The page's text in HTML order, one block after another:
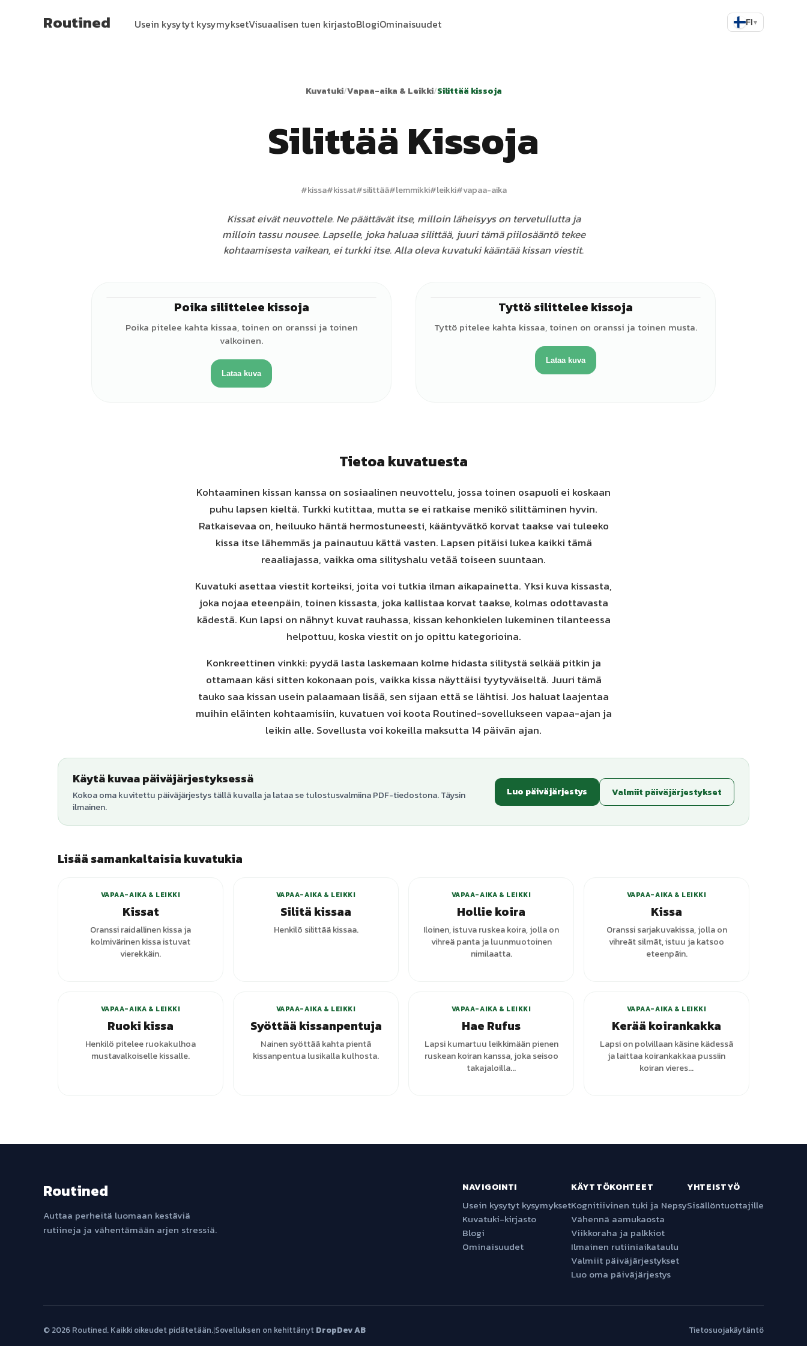
Routined Usein kysytyt kysymyksetVisuaalisen tuen kirjastoBlogiOminaisuudet FI▾
Kuvatuki/Vapaa-aika & Leikki/Silittää kissoja
Silittää Kissoja
#kissa#kissat#silittää#lemmikki#leikki#vapaa-aika
Kissat eivät neuvottele. Ne päättävät itse, milloin läheisyys on tervetullutta ja
milloin tassu nousee. Lapselle, joka haluaa silittää, juuri tämä piilosääntö tekee
kohtaamisesta vaikean, ei turkki itse. Alla oleva kuvatuki kääntää kissan viestit.
Poika silittelee kissoja
Poika pitelee kahta kissaa, toinen on oranssi ja toinen
valkoinen.
Lataa kuva
Tyttö silittelee kissoja
Tyttö pitelee kahta kissaa, toinen on oranssi ja toinen musta.
Lataa kuva
Tietoa kuvatuesta
Kohtaaminen kissan kanssa on sosiaalinen neuvottelu, jossa toinen osapuoli ei koskaan
puhu lapsen kieltä. Turkki kutittaa, mutta se ei ratkaise menikö silittäminen hyvin.
Ratkaisevaa on, heiluuko häntä hermostuneesti, kääntyvätkö korvat taakse vai tuleeko
kissa itse lähemmäs ja painautuu kättä vasten. Lapsen pitäisi lukea kaikki tämä
reaaliajassa, vaikka oma silityshalu vetää toiseen suuntaan.
Kuvatuki asettaa viestit korteiksi, joita voi tutkia ilman aikapainetta. Yksi kuva kissasta,
joka nojaa eteenpäin, toinen kissasta, joka kallistaa korvat taakse, kolmas odottavasta
kädestä. Kun lapsi on nähnyt kuvat rauhassa, kissan kehonkielen lukeminen tilanteessa
helpottuu, koska viestit on jo opittu kategorioina.
Konkreettinen vinkki: pyydä lasta laskemaan kolme hidasta silitystä selkää pitkin ja
ottamaan käsi sitten kokonaan pois, vaikka kissa näyttäisi tyytyväiseltä. Juuri tämä
tauko saa kissan usein palaamaan lisää, sen sijaan että se lähtisi. Jos haluat laajentaa
muihin eläinten kohtaamisiin, kuvatuen voi koota Routined-sovellukseen vapaa-ajan ja
leikin alle. Sovellusta voi kokeilla maksutta 14 päivän ajan.
Käytä kuvaa päiväjärjestyksessä
Kokoa oma kuvitettu päiväjärjestys tällä kuvalla ja lataa se tulostusvalmiina PDF-tiedostona. Täysin
ilmainen.
Luo päiväjärjestys Valmiit päiväjärjestykset
Lisää samankaltaisia kuvatukia
VAPAA-AIKA & LEIKKI
Kissat
Oranssi raidallinen kissa ja
kolmivärinen kissa istuvat
vierekkäin.
VAPAA-AIKA & LEIKKI
Silitä kissaa
Henkilö silittää kissaa.
VAPAA-AIKA & LEIKKI
Hollie koira
Iloinen, istuva ruskea koira, jolla on
vihreä panta ja luunmuotoinen
nimilaatta.
VAPAA-AIKA & LEIKKI
Kissa
Oranssi sarjakuvakissa, jolla on
vihreät silmät, istuu ja katsoo
eteenpäin.
VAPAA-AIKA & LEIKKI
Ruoki kissa
Henkilö pitelee ruokakulhoa
mustavalkoiselle kissalle.
VAPAA-AIKA & LEIKKI
Syöttää kissanpentuja
Nainen syöttää kahta pientä
kissanpentua lusikalla kulhosta.
VAPAA-AIKA & LEIKKI
Hae Rufus
Lapsi kumartuu leikkimään pienen
ruskean koiran kanssa, joka seisoo
takajaloilla...
VAPAA-AIKA & LEIKKI
Kerää koirankakka
Lapsi on polvillaan käsine kädessä
ja laittaa koirankakkaa pussiin
koiran vieres...
Routined
Auttaa perheitä luomaan kestäviä
rutiineja ja vähentämään arjen stressiä.
NAVIGOINTI
Usein kysytyt kysymykset
Kuvatuki-kirjasto
Blogi
Ominaisuudet
KÄYTTÖKOHTEET
Kognitiivinen tuki ja Nepsy
Vähennä aamukaosta
Viikkoraha ja palkkiot
Ilmainen rutiiniaikataulu
Valmiit päiväjärjestykset
Luo oma päiväjärjestys
YHTEISTYÖ
Sisällöntuottajille
© 2026 Routined. Kaikki oikeudet pidätetään.|Sovelluksen on kehittänyt DropDev AB Tietosuojakäytäntö